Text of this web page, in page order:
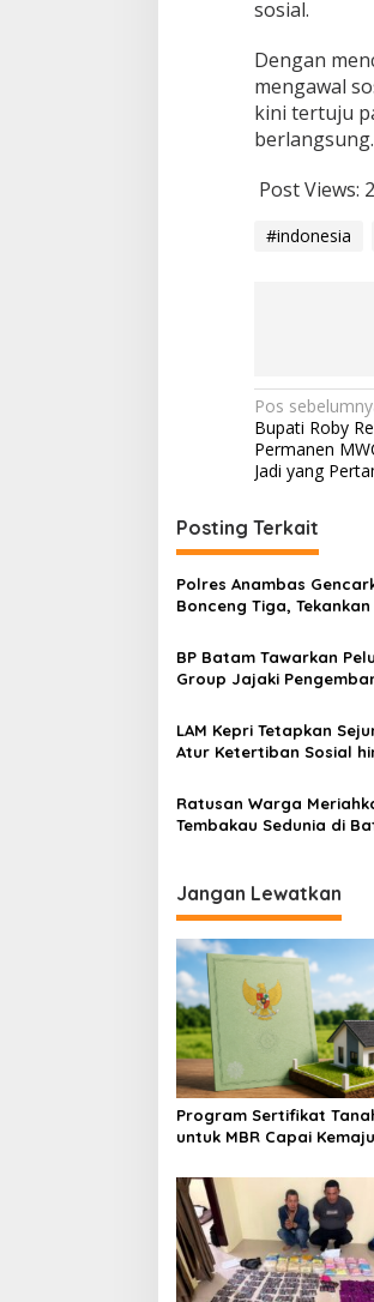
sosial.
Dengan
mengawal
kini tertuju
berlangsung.
Post Views:
#indonesia
pos
Pos
Bupati Roby
Permanen
Jadi yang
Posting Terkait
Polres Anambas
Bonceng Tiga,
BP Batam Tawarkan
Group Jajaki
LAM Kepri Tetapkan
Atur Ketertiban Sosial
Ratusan Warga
Tembakau Sedunia di
Jangan Lewatkan
Program Sertifikat
untuk MBR Capai
dalam Sebulan